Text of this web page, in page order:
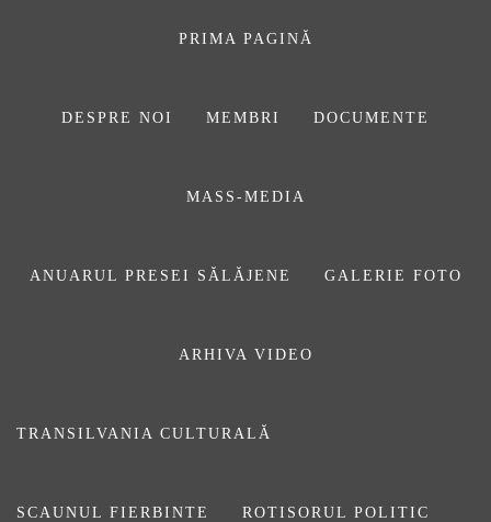
PRIMA PAGINĂ
DESPRE NOI MEMBRI DOCUMENTE
MASS-MEDIA
ANUARUL PRESEI SĂLĂJENE GALERIE FOTO
ARHIVA VIDEO
TRANSILVANIA CULTURALĂ
SCAUNUL FIERBINTE ROTISORUL POLITIC
ASOCIAŢIA
DIN SĂLAJ